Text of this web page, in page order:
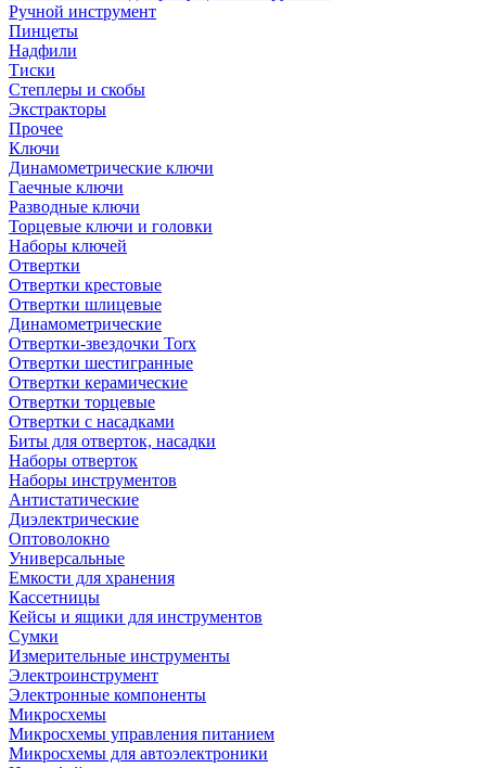
Ручной инструмент
Пинцеты
Надфили
Тиски
Степлеры и скобы
Экстракторы
Прочее
Ключи
Динамометрические ключи
Гаечные ключи
Разводные ключи
Торцевые ключи и головки
Наборы ключей
Отвертки
Отвертки крестовые
Отвертки шлицевые
Динамометрические
Отвертки-звездочки Torx
Отвертки шестигранные
Отвертки керамические
Отвертки торцевые
Отвертки с насадками
Биты для отверток, насадки
Наборы отверток
Наборы инструментов
Антистатические
Диэлектрические
Оптоволокно
Универсальные
Емкости для хранения
Кассетницы
Кейсы и ящики для инструментов
Сумки
Измерительные инструменты
Электроинструмент
Электронные компоненты
Микросхемы
Микросхемы управления питанием
Микросхемы для автоэлектроники